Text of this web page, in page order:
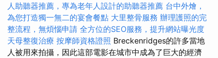
人助聽器推薦，專為老年人設計的助聽器推薦 台中外燴，
為您打造獨一無二的宴會餐點 大里整骨服務 辦理護照的完
整流程，無煩惱申請 全方位的SEO服務，提升網站曝光度
天母整復治療 按摩師資格證照 Breckenridges的許多當地
人被用來拍攝，因此這部電影在城市中成為了巨大的經濟